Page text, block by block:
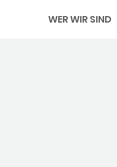
WER WIR SIND